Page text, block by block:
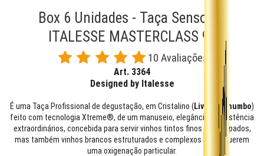
Box 6 Unidades - Taça Sensorial
ITALESSE MASTERCLASS 90
10 Avaliações
Art. 3364
Designed by Italesse
É uma Taça Profissional de degustação, em Cristalino (Livre de chumbo)
feito com tecnologia Xtreme®, de um manuseio, elegância e resistência
extraordinários, concebida para servir vinhos tintos finos e encorpados,
mas também vinhos brancos estruturados e complexos que requerem
uma oxigenação particular.